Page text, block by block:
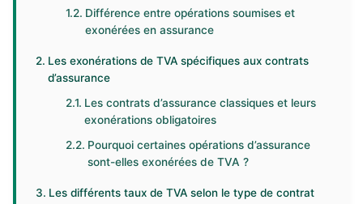
Différence entre opérations soumises et
exonérées en assurance
Les exonérations de TVA spécifiques aux contrats
d’assurance
Les contrats d’assurance classiques et leurs
exonérations obligatoires
Pourquoi certaines opérations d’assurance
sont-elles exonérées de TVA ?
Les différents taux de TVA selon le type de contrat